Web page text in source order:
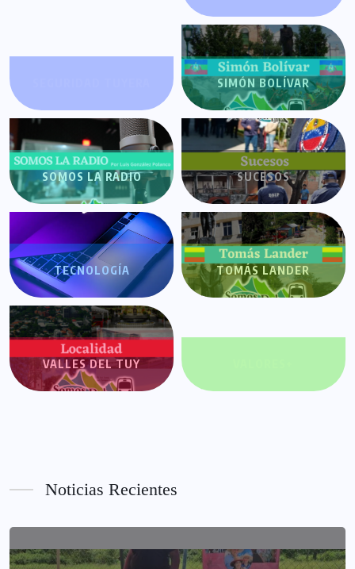
SIMÓN BOLÍVAR
SOMOS LA RADIO SUCESOS
TECNOLOGÍA TOMÁS LANDER
VALLES DEL TUY
Noticias Recientes